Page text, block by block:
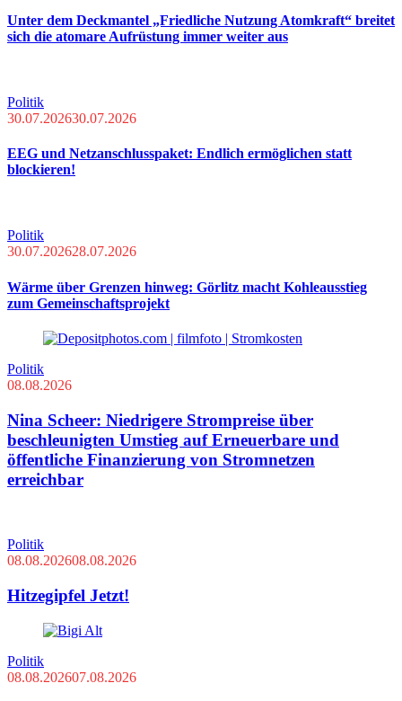
Unter dem Deckmantel „Friedliche Nutzung Atomkraft“ breitet
sich die atomare Aufrüstung immer weiter aus
Politik
30.07.202630.07.2026
EEG und Netzanschlusspaket: Endlich ermöglichen statt
blockieren!
Politik
30.07.202628.07.2026
Wärme über Grenzen hinweg: Görlitz macht Kohleausstieg
zum Gemeinschaftsprojekt
Politik
08.08.2026
Nina Scheer: Niedrigere Strompreise über
beschleunigten Umstieg auf Erneuerbare und
öffentliche Finanzierung von Stromnetzen
erreichbar
Politik
08.08.202608.08.2026
Hitzegipfel Jetzt!
Politik
08.08.202607.08.2026